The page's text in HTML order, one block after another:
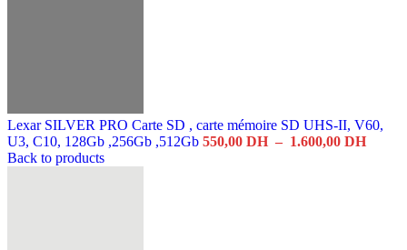
Lexar SILVER PRO Carte SD , carte mémoire SD UHS-II, V60,
U3, C10, 128Gb ,256Gb ,512Gb 550,00 DH – 1.600,00 DHPlage
Back to products